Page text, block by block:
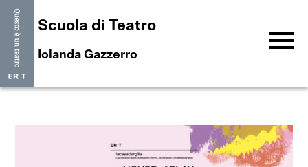
Scuola di Teatro
Iolanda Gazzerro menu